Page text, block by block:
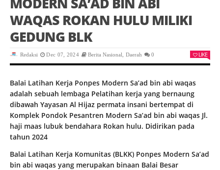
WAQAS ROKAN HULU MILIKI
GEDUNG BLK
Redaksi Dec 07, 2024 Berita Nasional Daerah 0 LIKE
Balai Latihan Kerja Ponpes Modern Sa’ad bin abi waqas
adalah sebuah lembaga Pelatihan kerja yang bernaung
dibawah Yayasan Al Hijaz permata insani bertempat di
Komplek Pondok Pesantren Modern Sa’ad bin abi waqas Jl.
haji maas lubuk bendahara Rokan hulu. Didirikan pada
tahun 2024
Balai Latihan Kerja Komunitas (BLKK) Ponpes Modern Sa’ad
bin abi waqas yang merupakan binaan Balai Besar